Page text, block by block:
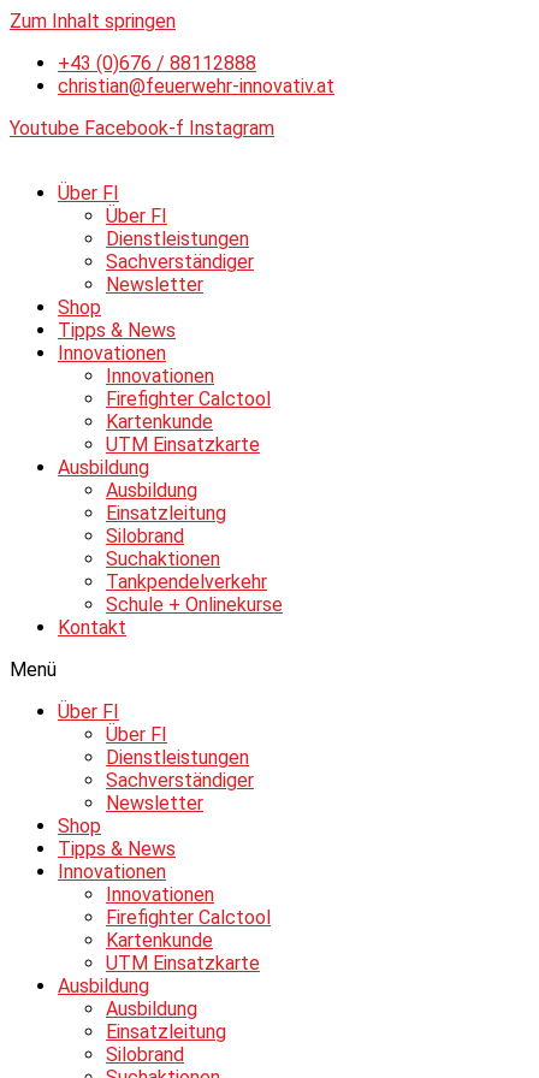
Zum Inhalt springen
+43 (0)676 / 88112888
christian@feuerwehr-innovativ.at
Youtube Facebook-f Instagram
Über FI
Über FI
Dienstleistungen
Sachverständiger
Newsletter
Shop
Tipps & News
Innovationen
Innovationen
Firefighter Calctool
Kartenkunde
UTM Einsatzkarte
Ausbildung
Ausbildung
Einsatzleitung
Silobrand
Suchaktionen
Tankpendelverkehr
Schule + Onlinekurse
Kontakt
Menü
Über FI
Über FI
Dienstleistungen
Sachverständiger
Newsletter
Shop
Tipps & News
Innovationen
Innovationen
Firefighter Calctool
Kartenkunde
UTM Einsatzkarte
Ausbildung
Ausbildung
Einsatzleitung
Silobrand